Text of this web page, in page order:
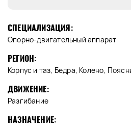
СПЕЦИАЛИЗАЦИЯ:
Опорно-двигательный аппарат
РЕГИОН:
Корпус и таз, Бедра, Колено,
ДВИЖЕНИЕ:
Разгибание
НАЗНАЧЕНИЕ: